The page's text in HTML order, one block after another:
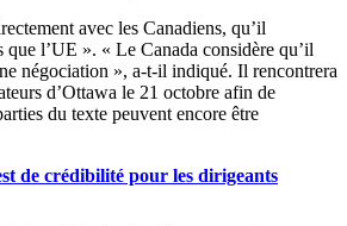
avec les Canadiens, qu’il
que l’UE ». « Le Canada considère qu’il
négociation », a-t-il indiqué. Il rencontrera
d’Ottawa le 21 octobre afin de
du texte peuvent encore être
de crédibilité pour les dirigeants